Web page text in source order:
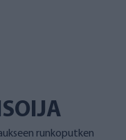
runkoputken